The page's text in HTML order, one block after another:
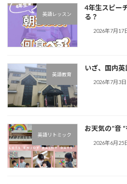
英語レッスン
4年生スピー
る？
2026年7月17
英語教育
いざ、国内英
2026年7月3日
英語リトミック
お天気の”音
2026年6月25